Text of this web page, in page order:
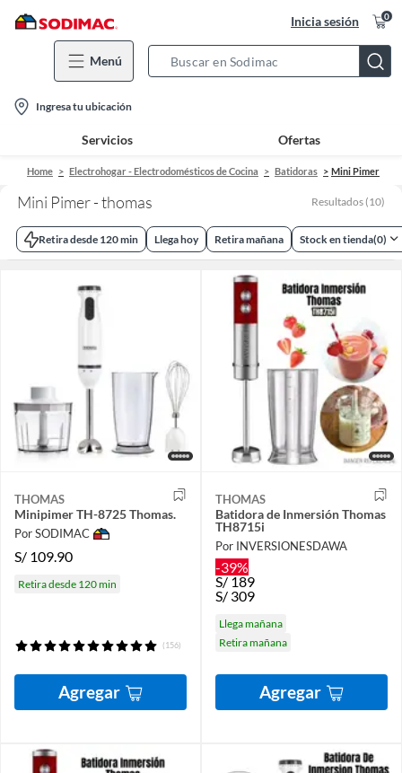
Inicia sesión 0
Menú
Bar
location-
icon
Ingresa tu ubicación
Servicios Ofertas
Home Electrohogar - Electrodomésticos de Cocina Batidoras Mini Pimer
Mini Pimer - thomas Resultados (10)
Retira desde 120 min Llega hoy Retira mañana Stock en tienda(0)
THOMAS
Minipimer TH-8725 Thomas.
Por SODIMAC
S/ 109.90
Retira desde 120 min
(156)
Agregar
THOMAS
Batidora de Inmersión Thomas
TH8715i
Por INVERSIONESDAWA
-39%
S/ 189
S/ 309
Llega mañana
Retira mañana
Agregar